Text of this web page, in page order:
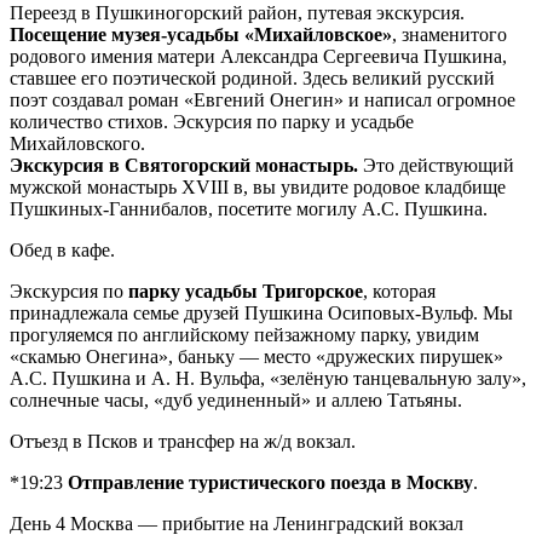
Переезд в Пушкиногорский район, путевая экскурсия.
Посещение музея-усадьбы «Михайловское», знаменитого
родового имения матери Александра Сергеевича Пушкина,
ставшее его поэтической родиной. Здесь великий русский
поэт создавал роман «Евгений Онегин» и написал огромное
количество стихов. Эскурсия по парку и усадьбе
Михайловского.
Экскурсия в Святогорский монастырь. Это действующий
мужской монастырь XVIII в, вы увидите родовое кладбище
Пушкиных-Ганнибалов, посетите могилу А.С. Пушкина.
Обед в кафе.
Экскурсия по парку усадьбы Тригорское, которая
принадлежала семье друзей Пушкина Осиповых-Вульф. Мы
прогуляемся по английскому пейзажному парку, увидим
«скамью Онегина», баньку — место «дружеских пирушек»
А.С. Пушкина и А. Н. Вульфа, «зелёную танцевальную залу»,
солнечные часы, «дуб уединенный» и аллею Татьяны.
Отъезд в Псков и трансфер на ж/д вокзал.
*19:23 Отправление туристического поезда в Москву.
День 4 Москва — прибытие на Ленинградский вокзал